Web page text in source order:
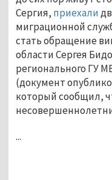
Сергия, приехали
миграционной
стать обращение
области Сергея
регионального ГУ
(документ
который сообщил,
...